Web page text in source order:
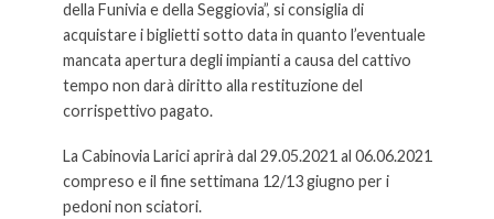
della Funivia e della Seggiovia”, si consiglia di
acquistare i biglietti sotto data in quanto l’eventuale
mancata apertura degli impianti a causa del cattivo
tempo non darà diritto alla restituzione del
corrispettivo pagato.
La Cabinovia Larici aprirà dal 29.05.2021 al 06.06.2021
compreso e il fine settimana 12/13 giugno per i
pedoni non sciatori.